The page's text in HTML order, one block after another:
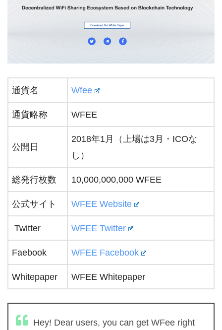
通貨名 Wfee
通貨略称 WFEE
公開日
2018年1月（上場は3月・ICOな
し）
総発行枚数 10,000,000,000 WFEE
公式サイト WFEE Website
Twitter WFEE Twitter
Faebook WFEE Facebook
Whitepaper WFEE Whitepaper
Hey! Dear users, you can get WFee right